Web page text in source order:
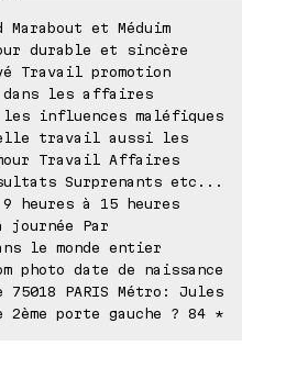
Marabout et Méduim
durable et sincère
Travail promotion
dans les affaires
influences maléfiques
travail aussi les
Travail Affaires
Surprenants etc...
heures à 15 heures
journée Par
le monde entier
photo date de naissance
75018 PARIS Métro: Jules
2ème porte gauche ? 84 *